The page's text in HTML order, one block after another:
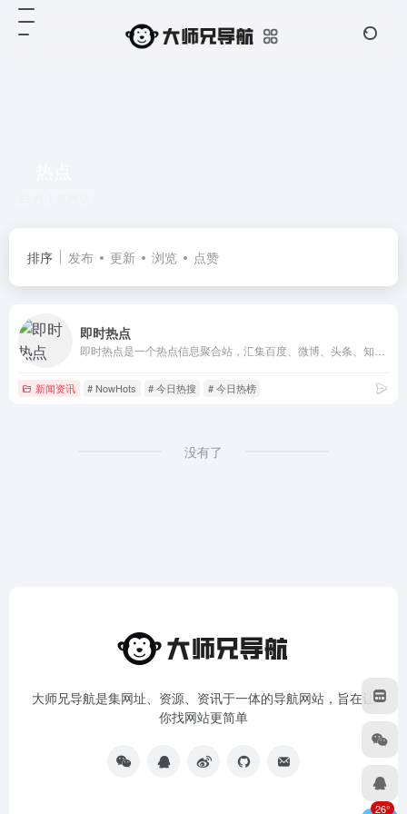
排序 发布 更新 浏览 点赞
即时热点
新闻资讯 # NowHots # 今日热搜 # 今日热榜
没有了
大师兄导航是集网址、资源、资讯于一体的导航网站，旨在让
你找网站更简单
26°